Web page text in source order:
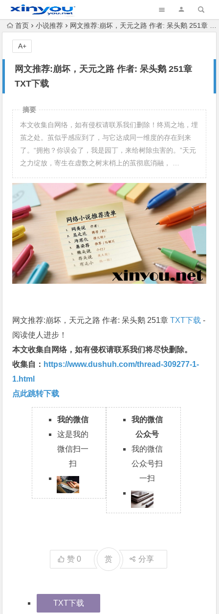
首页 小说推荐 网文推荐:崩坏，天元之路 作者: 呆头鹅 251章 TXT下载
网文推荐:崩坏，天元之路 作者: 呆头鹅 251章
TXT下载
A+
摘要
本文收集自网络，如有侵权请联系我们删除！终焉之地，埋
茧之处。茧似乎感应到了，与它达成同一维度的存在到来
了。“拥抱？你误会了，我是园丁，来给树除虫害的。”天元
之力绽放，寄生在虚数之树末梢上的茧彻底消融， …
网文推荐:崩坏，天元之路 作者: 呆头鹅 251章TXT下载 -
阅读使人进步！
本文收集自网络，如有侵权请联系我们将尽快删除。
收集自： https://www.dushuh.com/thread-309277-1-
1.html
点此跳转下载
我的微信
这是我的
微信扫一
扫
我的微信
公众号
我的微信
公众号扫
一扫
赞0 赏 分享
TXT下载